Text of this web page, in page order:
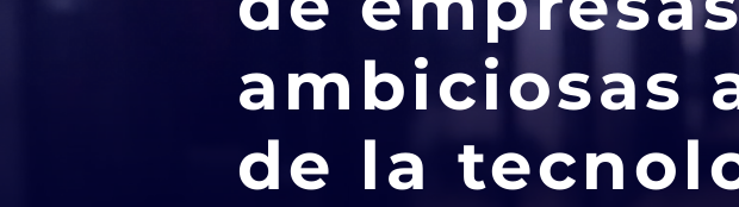
ambiciosas
de la